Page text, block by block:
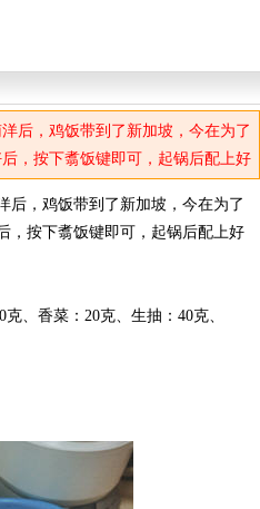
后，鸡饭带到了新加坡，今在为了
，按下翥饭键即可，起锅后配上好
后，鸡饭带到了新加坡，今在为了
，按下翥饭键即可，起锅后配上好
、香菜：20克、生抽：40克、